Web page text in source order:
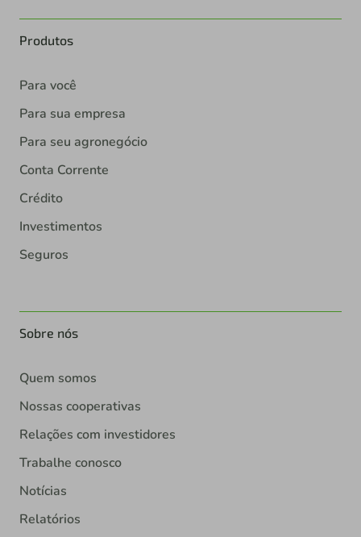
Produtos
Para você
Para sua empresa
Para seu agronegócio
Conta Corrente
Crédito
Investimentos
Seguros
Sobre nós
Quem somos
Nossas cooperativas
Relações com investidores
Trabalhe conosco
Notícias
Relatórios